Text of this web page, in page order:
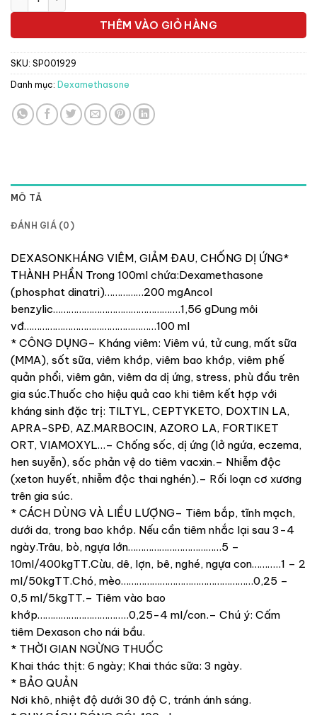
38.500 ₫.
THÊM VÀO GIỎ HÀNG
SKU: SP001929
Danh mục: Dexamethasone
MÔ TẢ
ĐÁNH GIÁ (0)
DEXASONKHÁNG VIÊM, GIẢM ĐAU, CHỐNG DỊ ỨNG*
THÀNH PHẦN Trong 100ml chứa:Dexamethasone
(phosphat dinatri)……………200 mgAncol
benzylic………………………………………….1,56 gDung môi
vđ……………………………………………100 ml
* CÔNG DỤNG– Kháng viêm: Viêm vú, tử cung, mất sữa
(MMA), sốt sữa, viêm khớp, viêm bao khớp, viêm phế
quản phổi, viêm gân, viêm da dị ứng, stress, phù đầu trên
gia súc.Thuốc cho hiệu quả cao khi tiêm kết hợp với
kháng sinh đặc trị: TILTYL, CEPTYKETO, DOXTIN LA,
APRA-SPĐ, AZ.MARBOCIN, AZORO LA, FORTIKET
ORT, VIAMOXYL…– Chống sốc, dị ứng (lở ngứa, eczema,
hen suyễn), sốc phản vệ do tiêm vacxin.– Nhiễm độc
(xeton huyết, nhiễm độc thai nghén).– Rối loạn cơ xương
trên gia súc.
* CÁCH DÙNG VÀ LIỀU LƯỢNG– Tiêm bắp, tĩnh mạch,
dưới da, trong bao khớp. Nếu cần tiêm nhắc lại sau 3-4
ngày.Trâu, bò, ngựa lớn………………………………5 –
10ml/400kgTT.Cừu, dê, lợn, bê, nghé, ngựa con………..1 – 2
ml/50kgTT.Chó, mèo……………………………………………0,25 –
0,5 ml/5kgTT.– Tiêm vào bao
khớp……………………………..0,25-4 ml/con.– Chú ý: Cấm
tiêm Dexason cho nái bầu.
* THỜI GIAN NGỪNG THUỐC
Khai thác thịt: 6 ngày; Khai thác sữa: 3 ngày.
* BẢO QUẢN
Nơi khô, nhiệt độ dưới 30 độ C, tránh ánh sáng.